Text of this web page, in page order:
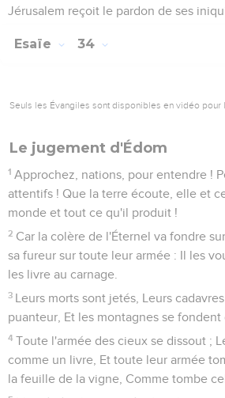
chants de triomphe, Et une joie
gémissements s'enfuiront.
Seuls les Évangiles sont disponibles en vidéo pour
Le roi d'Assyrie menace
La quatorzième année du roi
d'Assyrie, monta contre toutes les
2
Et le roi d'Assyrie envoya de Lakis à
Ézéchias, Rabschaké avec une
s'arrêta à l'aqueduc de l'étang
champ du foulon.
fils d'Asaph, l'archiviste.